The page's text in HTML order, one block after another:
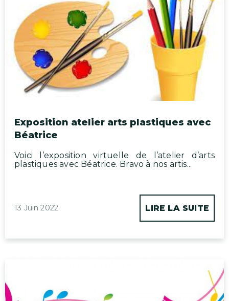
Exposition atelier arts plastiques avec
Béatrice
Voici l’exposition virtuelle de l’atelier d’arts
plastiques avec Béatrice. Bravo à nos artis...
13 Juin 2022 LIRE LA SUITE